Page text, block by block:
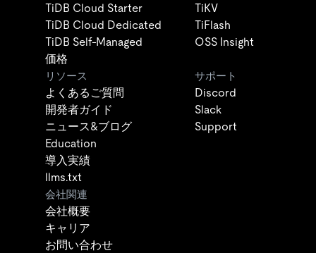
TiDB Cloud Starter
TiDB Cloud Dedicated
TiDB Self-Managed
価格
TiKV
TiFlash
OSS Insight
リソース
よくあるご質問
開発者ガイド
ニュース&ブログ
Education
導入実績
llms.txt
サポート
Discord
Slack
Support
会社関連
会社概要
キャリア
お問い合わせ